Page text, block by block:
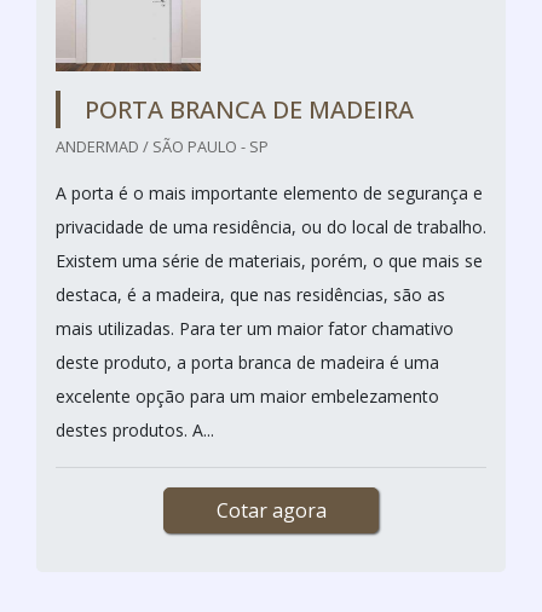
PORTA BRANCA DE MADEIRA
ANDERMAD / SÃO PAULO - SP
A porta é o mais importante elemento de segurança e
privacidade de uma residência, ou do local de trabalho.
Existem uma série de materiais, porém, o que mais se
destaca, é a madeira, que nas residências, são as
mais utilizadas. Para ter um maior fator chamativo
deste produto, a porta branca de madeira é uma
excelente opção para um maior embelezamento
destes produtos. A...
Cotar agora